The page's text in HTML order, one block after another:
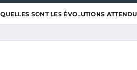
QUELLES SONT LES ÉVOLUTIONS